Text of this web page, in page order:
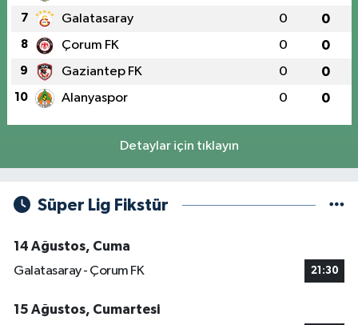
7 Galatasaray 0 0
8 Çorum FK 0 0
9 Gaziantep FK 0 0
10 Alanyaspor 0 0
Detaylar için tıklayın
Süper Lig Fikstür
14 Ağustos, Cuma
Galatasaray - Çorum FK
21:30
15 Ağustos, Cumartesi